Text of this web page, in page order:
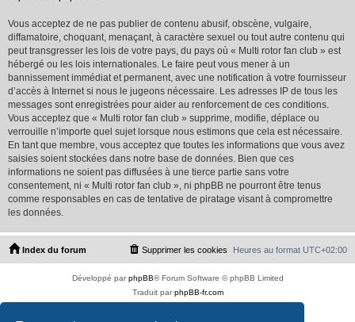
Vous acceptez de ne pas publier de contenu abusif, obscène, vulgaire,
diffamatoire, choquant, menaçant, à caractère sexuel ou tout autre contenu qui
peut transgresser les lois de votre pays, du pays où « Multi rotor fan club » est
hébergé ou les lois internationales. Le faire peut vous mener à un
bannissement immédiat et permanent, avec une notification à votre fournisseur
d’accès à Internet si nous le jugeons nécessaire. Les adresses IP de tous les
messages sont enregistrées pour aider au renforcement de ces conditions.
Vous acceptez que « Multi rotor fan club » supprime, modifie, déplace ou
verrouille n’importe quel sujet lorsque nous estimons que cela est nécessaire.
En tant que membre, vous acceptez que toutes les informations que vous avez
saisies soient stockées dans notre base de données. Bien que ces
informations ne soient pas diffusées à une tierce partie sans votre
consentement, ni « Multi rotor fan club », ni phpBB ne pourront être tenus
comme responsables en cas de tentative de piratage visant à compromettre
les données.
Index du forum Heures au format UTC+02:00
Supprimer les cookies
Développé parphpBB® Forum Software © phpBB Limited
Traduit parphpBB-fr.com